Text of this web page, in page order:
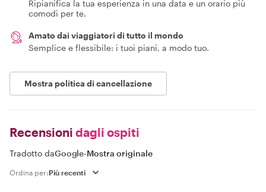
Ripianifica la tua esperienza in una data e un orario più
comodi per te.
Amato dai viaggiatori di tutto il mondo
Semplice e flessibile: i tuoi piani, a modo tuo.
Mostra politica di cancellazione
Recensioni dagli ospiti
Tradotto daGoogle-Mostra originale
Ordina per: